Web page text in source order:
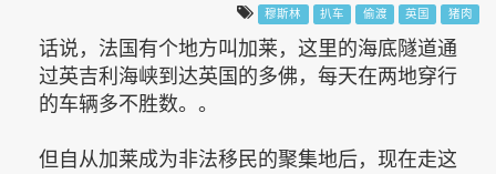
穆斯林 扒车 偷渡 英国 猪肉
话说，法国有个地方叫加莱，这里的海底隧道通
过英吉利海峡到达英国的多佛，每天在两地穿行
的车辆多不胜数。。
但自从加莱成为非法移民的聚集地后，现在走这